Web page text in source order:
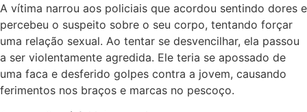
A vítima narrou aos policiais que acordou sentindo dores e
percebeu o suspeito sobre o seu corpo, tentando forçar
uma relação sexual. Ao tentar se desvencilhar, ela passou
a ser violentamente agredida. Ele teria se apossado de
uma faca e desferido golpes contra a jovem, causando
ferimentos nos braços e marcas no pescoço.